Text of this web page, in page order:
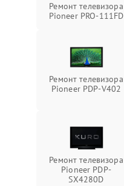
Ремонт телевизора
Pioneer PRO-111FD
Ремонт телевизора
Pioneer PDP-V402
Ремонт телевизора
Pioneer PDP-
SX4280D